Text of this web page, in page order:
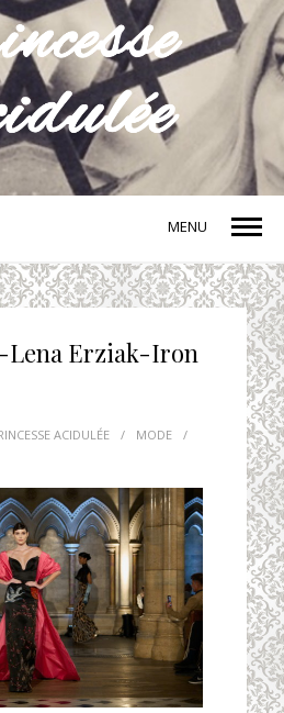
MENU
Lena Erziak-Iron
ACIDULÉE / MODE
/